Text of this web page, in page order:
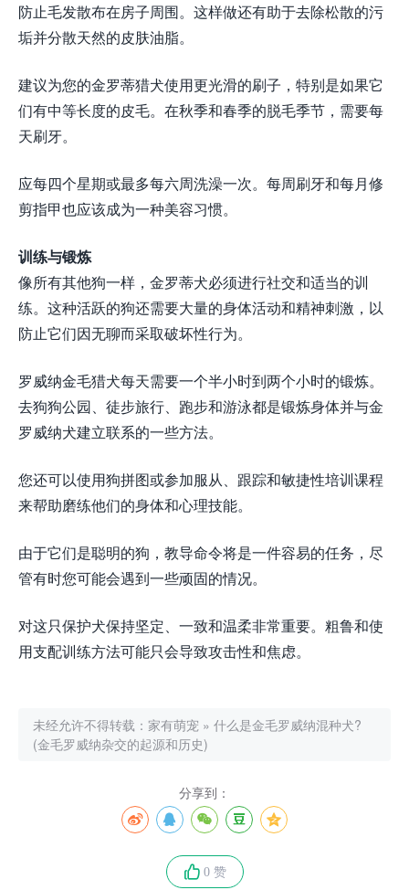
防止毛发散布在房子周围。这样做还有助于去除松散的污
垢并分散天然的皮肤油脂。
建议为您的金罗蒂猎犬使用更光滑的刷子，特别是如果它
们有中等长度的皮毛。在秋季和春季的脱毛季节，需要每
天刷牙。
应每四个星期或最多每六周洗澡一次。每周刷牙和每月修
剪指甲也应该成为一种美容习惯。
训练与锻炼
像所有其他狗一样，金罗蒂犬必须进行社交和适当的训
练。这种活跃的狗还需要大量的身体活动和精神刺激，以
防止它们因无聊而采取破坏性行为。
罗威纳金毛猎犬每天需要一个半小时到两个小时的锻炼。
去狗狗公园、徒步旅行、跑步和游泳都是锻炼身体并与金
罗威纳犬建立联系的一些方法。
您还可以使用狗拼图或参加服从、跟踪和敏捷性培训课程
来帮助磨练他们的身体和心理技能。
由于它们是聪明的狗，教导命令将是一件容易的任务，尽
管有时您可能会遇到一些顽固的情况。
对这只保护犬保持坚定、一致和温柔非常重要。粗鲁和使
用支配训练方法可能只会导致攻击性和焦虑。
未经允许不得转载： 家有萌宠 » 什么是金毛罗威纳混种犬?
(金毛罗威纳杂交的起源和历史)
分享到：
0 赞